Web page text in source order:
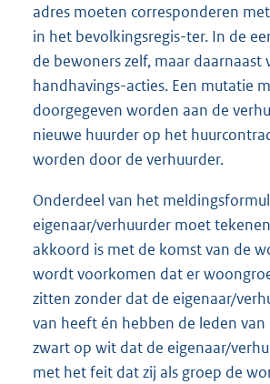
adres moeten corresponderen
in het bevolkingsregis-ter. In de
de bewoners zelf, maar daarnaast
handhavings-acties. Een mutatie
doorgegeven worden aan de
nieuwe huurder op het
worden door de verhuurder.
Onderdeel van het
eigenaar/verhuurder moet
akkoord is met de komst van de
wordt voorkomen dat er
zitten zonder dat de eigenaar/
van heeft én hebben de leden
zwart op wit dat de eigenaar/
met het feit dat zij als groep de